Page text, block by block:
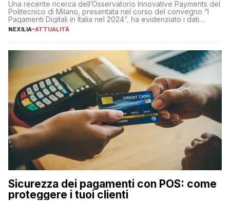
Una recente ricerca dell’Osservatorio Innovative Payments del
Politecnico di Milano, presentata nel corso del convegno “I
Pagamenti Digitali in Italia nel 2024”, ha evidenziato i dati
definitivi del primo semestre 2024 relativamente alle
NEXILIA-ATTUALITÀ
Sicurezza dei pagamenti con POS: come
proteggere i tuoi clienti